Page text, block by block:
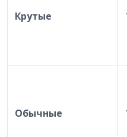
Крутые
Обычные